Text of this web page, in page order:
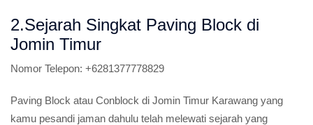
2.Sejarah Singkat Paving Block di
Jomin Timur
Nomor Telepon: +6281377778829
Paving Block atau Conblock di Jomin Timur Karawang yang
kamu pesandi jaman dahulu telah melewati sejarah yang